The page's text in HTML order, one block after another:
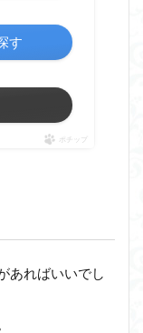
す
ポチップ
ればいいでし